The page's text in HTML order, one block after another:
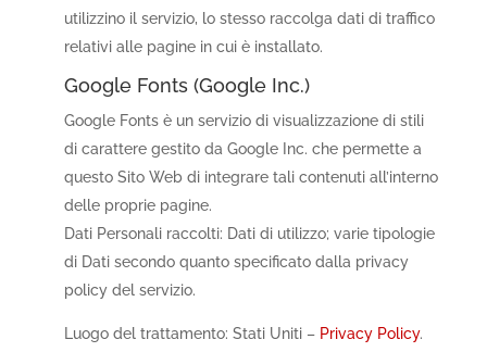
utilizzino il servizio, lo stesso raccolga dati di traffico
relativi alle pagine in cui è installato.
Google Fonts (Google Inc.)
Google Fonts è un servizio di visualizzazione di stili
di carattere gestito da Google Inc. che permette a
questo Sito Web di integrare tali contenuti all’interno
delle proprie pagine.
Dati Personali raccolti: Dati di utilizzo; varie tipologie
di Dati secondo quanto specificato dalla privacy
policy del servizio.
Luogo del trattamento: Stati Uniti – Privacy Policy.